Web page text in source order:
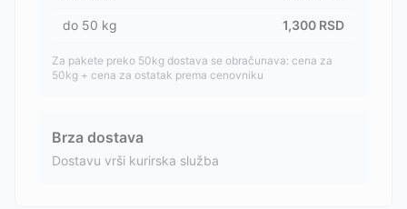
do 50 kg 1,300 RSD
Za pakete preko 50kg dostava se obračunava: cena za
50kg + cena za ostatak prema cenovniku
Brza dostava
Dostavu vrši kurirska služba